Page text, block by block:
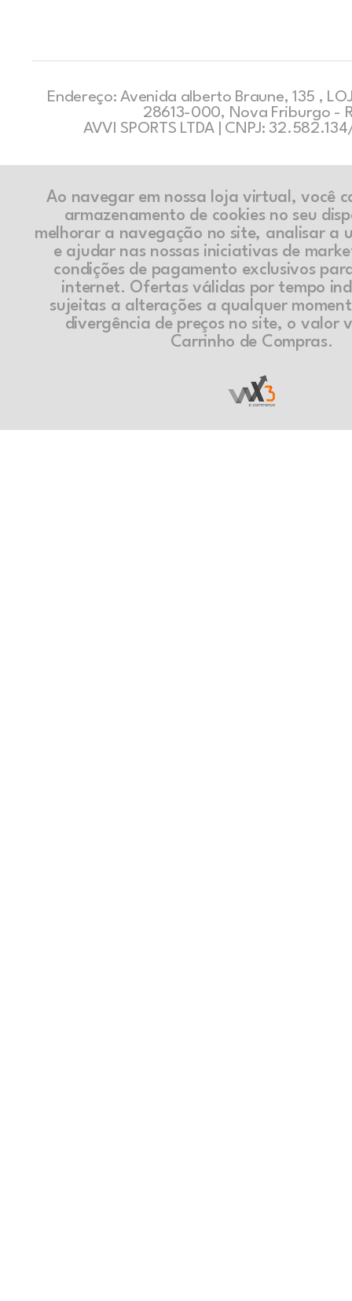
Endereço: Avenida alberto Braune, 135 ,
28613-000, Nova Friburgo -
AVVI SPORTS LTDA | CNPJ:
Ao navegar em nossa loja virtual, você
armazenamento de cookies no seu
melhorar a navegação no site, analisar a
e ajudar nas nossas iniciativas de
condições de pagamento exclusivos
internet. Ofertas válidas por tempo
sujeitas a alterações a qualquer
divergência de preços no site, o valor
Carrinho de Compras.